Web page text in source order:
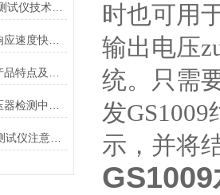
ZSR3310三通道直流电阻测试仪技术特点
变压器直流电阻测试仪的响应速度快、保护功能*
ZGY-10A变压器直流电阻测试仪注意事项
时也可用
输出电压
统。只需
发
示，并将